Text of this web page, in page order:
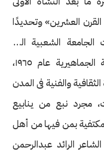
القرن العشرين» وتحديدًا
أُنشئت الجامعة الشعبية التى
تحوّلت فيما بعد إلى الثقافة الجماهيرية عام ١٩٦٥،
والفنية فى المدن
مجرد نبع من ينابيع
بمن فيها من أهل
الرائد عبدالرحمن